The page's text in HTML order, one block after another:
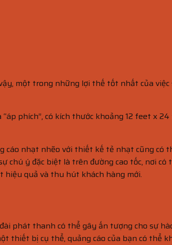
một trong những lợi thế tốt nhất của
phích”, có kích thước khoảng 12 feet x
cáo nhạt nhẽo với thiết kế tẻ nhạt cũng
chú ý đặc biệt là trên đường cao tốc, nơi
hiệu quả và thu hút khách hàng mới.
phát thanh có thể gây ấn tượng cho sự
thiết bị cụ thể, quảng cáo của bạn có thể